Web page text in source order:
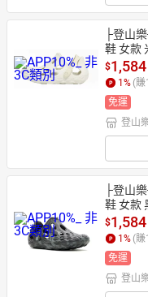
├登山
鞋 女款
$1,584
1 % (賺
免運
登山
├登山
鞋 女款
$1,584
1 % (賺
免運
登山